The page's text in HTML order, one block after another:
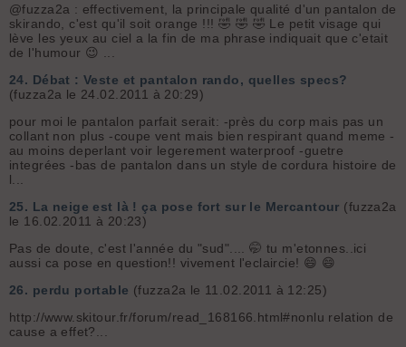
@fuzza2a : effectivement, la principale qualité d'un pantalon de
skirando, c'est qu'il soit orange !!! 🤣 🤣 🤣 Le petit visage qui
lève les yeux au ciel a la fin de ma phrase indiquait que c'etait
de l'humour 😉 ...
24. Débat : Veste et pantalon rando, quelles specs?
(fuzza2a le 24.02.2011 à 20:29)
pour moi le pantalon parfait serait: -près du corp mais pas un
collant non plus -coupe vent mais bien respirant quand meme -
au moins deperlant voir legerement waterproof -guetre
integrées -bas de pantalon dans un style de cordura histoire de
l...
25. La neige est là ! ça pose fort sur le Mercantour (fuzza2a
le 16.02.2011 à 20:23)
Pas de doute, c'est l'année du "sud".... 🤭 tu m'etonnes..ici
aussi ca pose en question!! vivement l'eclaircie! 😄 😄
26. perdu portable (fuzza2a le 11.02.2011 à 12:25)
http://www.skitour.fr/forum/read_168166.html#nonlu relation de
cause a effet?...